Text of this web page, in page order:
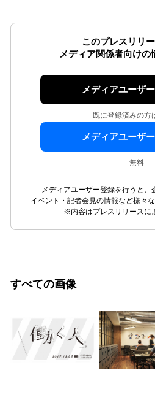
このプレスリリー
メディア関係者向けの
メディアユーザ
既に登録済みの方
メディアユーザ
無料
メディアユーザー登録を行うと、
イベント・記者会見の情報など様々
※内容はプレスリリースに
すべての画像